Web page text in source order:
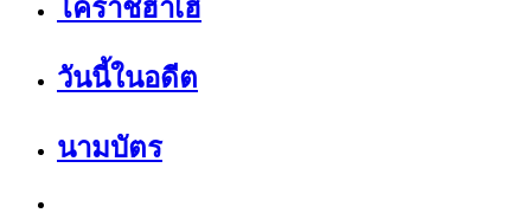
โคราชฮาเฮ
วันนี้ในอดีต
นามบัตร